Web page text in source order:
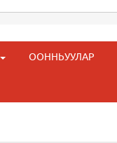
ООННЬУУЛАР